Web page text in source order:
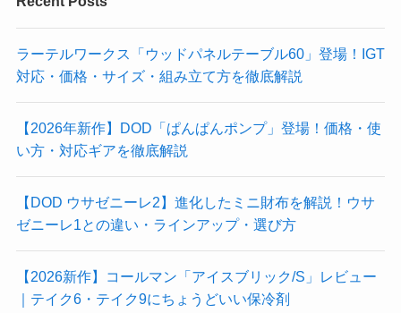
ラーテルワークス「ウッドパネルテーブル60」登場！IGT
対応・価格・サイズ・組み立て方を徹底解説
【2026年新作】DOD「ぱんぱんポンプ」登場！価格・使
い方・対応ギアを徹底解説
【DOD ウサゼニーレ2】進化したミニ財布を解説！ウサ
ゼニーレ1との違い・ラインアップ・選び方
【2026新作】コールマン「アイスブリック/S」レビュー
｜テイク6・テイク9にちょうどいい保冷剤